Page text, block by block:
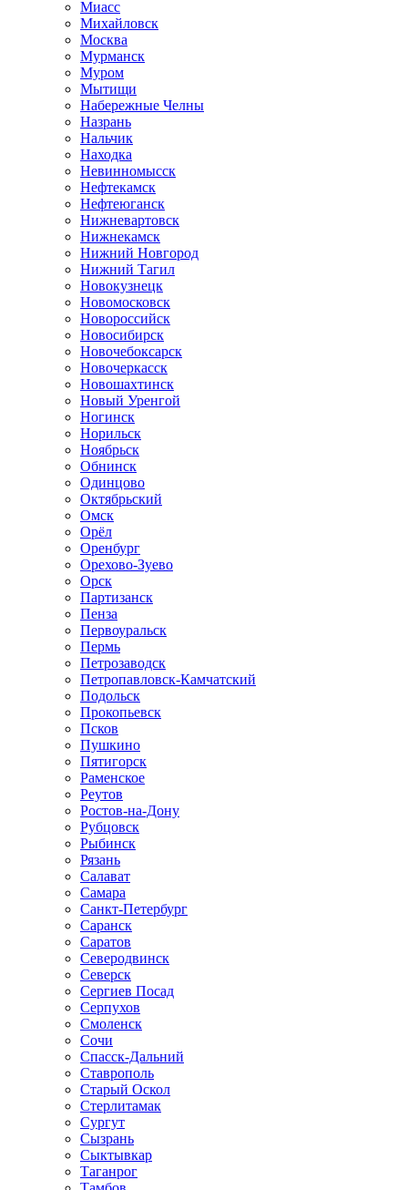
Миасс
Михайловск
Москва
Мурманск
Муром
Мытищи
Набережные Челны
Назрань
Нальчик
Находка
Невинномысск
Нефтекамск
Нефтеюганск
Нижневартовск
Нижнекамск
Нижний Новгород
Нижний Тагил
Новокузнецк
Новомосковск
Новороссийск
Новосибирск
Новочебоксарск
Новочеркасск
Новошахтинск
Новый Уренгой
Ногинск
Норильск
Ноябрьск
Обнинск
Одинцово
Октябрьский
Омск
Орёл
Оренбург
Орехово-Зуево
Орск
Партизанск
Пенза
Первоуральск
Пермь
Петрозаводск
Петропавловск-Камчатский
Подольск
Прокопьевск
Псков
Пушкино
Пятигорск
Раменское
Реутов
Ростов-на-Дону
Рубцовск
Рыбинск
Рязань
Салават
Самара
Санкт-Петербург
Саранск
Саратов
Северодвинск
Северск
Сергиев Посад
Серпухов
Смоленск
Сочи
Спасск-Дальний
Ставрополь
Старый Оскол
Стерлитамак
Сургут
Сызрань
Сыктывкар
Таганрог